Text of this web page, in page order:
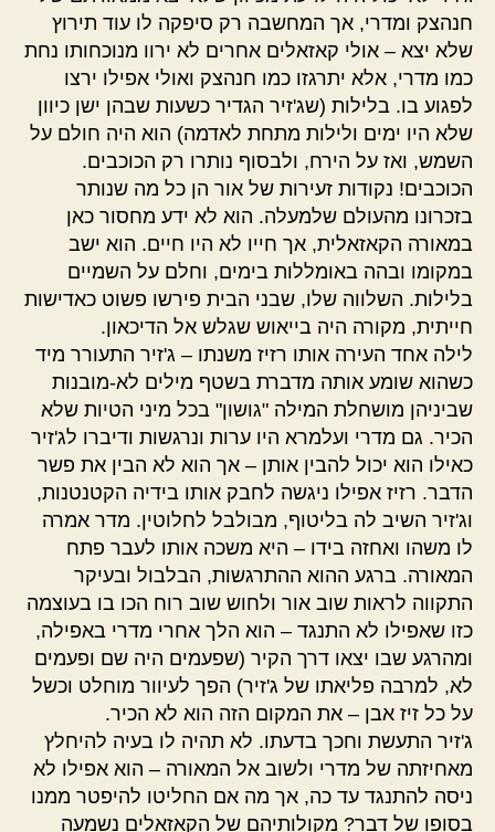
חנהצק ומדרי, אך המחשבה רק סיפקה לו עוד תירוץ
שלא יצא – אולי קאזאלים אחרים לא ירוו מנוכחותו נחת
כמו מדרי, אלא יתרגזו כמו חנהצק ואולי אפילו ירצו
לפגוע בו. בלילות (שג'זיר הגדיר כשעות שבהן ישן כיוון
שלא היו ימים ולילות מתחת לאדמה) הוא היה חולם על
השמש, ואז על הירח, ולבסוף נותרו רק הכוכבים.
הכוכבים! נקודות זעירות של אור הן כל מה שנותר
בזכרונו מהעולם שלמעלה. הוא לא ידע מחסור כאן
במאורה הקאזאלית, אך חייו לא היו חיים. הוא ישב
במקומו ובהה באומללות בימים, וחלם על השמיים
בלילות. השלווה שלו, שבני הבית פירשו פשוט כאדישות
חייתית, מקורה היה בייאוש שגלש אל הדיכאון.
לילה אחד העירה אותו רזיז משנתו – ג'זיר התעורר מיד
כשהוא שומע אותה מדברת בשטף מילים לא-מובנות
שביניהן מושחלת המילה "גושון" בכל מיני הטיות שלא
הכיר. גם מדרי ועלמרא היו ערות ונרגשות ודיברו לג'זיר
כאילו הוא יכול להבין אותן – אך הוא לא הבין את פשר
הדבר. רזיז אפילו ניגשה לחבק אותו בידיה הקטנטנות,
וג'זיר השיב לה בליטוף, מבולבל לחלוטין. מדר אמרה
לו משהו ואחזה בידו – היא משכה אותו לעבר פתח
המאורה. ברגע ההוא ההתרגשות, הבלבול ובעיקר
התקווה לראות שוב אור ולחוש שוב רוח הכו בו בעוצמה
כזו שאפילו לא התנגד – הוא הלך אחרי מדרי באפילה,
ומהרגע שבו יצאו דרך הקיר (שפעמים היה שם ופעמים
לא, למרבה פליאתו של ג'זיר) הפך לעיוור מוחלט וכשל
על כל זיז אבן – את המקום הזה הוא לא הכיר.
ג'זיר התעשת וחכך בדעתו. לא תהיה לו בעיה להיחלץ
מאחיזתה של מדרי ולשוב אל המאורה – הוא אפילו לא
ניסה להתנגד עד כה, אך מה אם החליטו להיפטר ממנו
בסופו של דבר? מקולותיהם של הקאזאלים נשמעה